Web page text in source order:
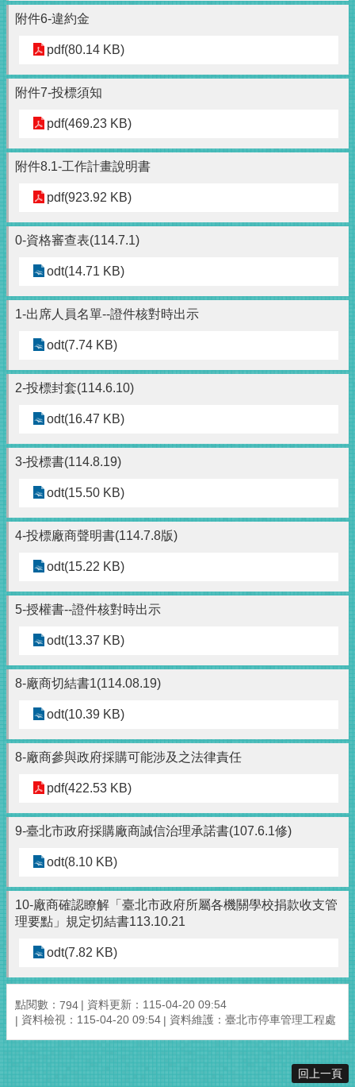
附件6-違約金
pdf(80.14 KB)
附件7-投標須知
pdf(469.23 KB)
附件8.1-工作計畫說明書
pdf(923.92 KB)
0-資格審查表(114.7.1)
odt(14.71 KB)
1-出席人員名單--證件核對時出示
odt(7.74 KB)
2-投標封套(114.6.10)
odt(16.47 KB)
3-投標書(114.8.19)
odt(15.50 KB)
4-投標廠商聲明書(114.7.8版)
odt(15.22 KB)
5-授權書--證件核對時出示
odt(13.37 KB)
8-廠商切結書1(114.08.19)
odt(10.39 KB)
8-廠商參與政府採購可能涉及之法律責任
pdf(422.53 KB)
9-臺北市政府採購廠商誠信治理承諾書(107.6.1修)
odt(8.10 KB)
10-廠商確認瞭解「臺北市政府所屬各機關學校捐款收支管
理要點」規定切結書113.10.21
odt(7.82 KB)
點閱數： 794
資料更新：115-04-20 09:54
資料檢視：115-04-20 09:54
資料維護：臺北市停車管理工程處
回上一頁